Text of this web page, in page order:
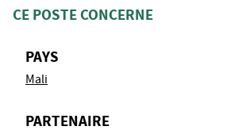
CE POSTE CONCERNE
PAYS
Mali
PARTENAIRE